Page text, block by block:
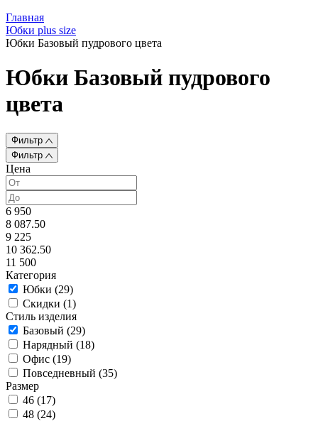
Главная
Юбки plus size
Юбки Базовый пудрового цвета
Юбки Базовый пудрового
цвета
Фильтр
Фильтр
Цена
6 950
8 087.50
9 225
10 362.50
11 500
Категория
Юбки (29)
Скидки (1)
Стиль изделия
Базовый (29)
Нарядный (18)
Офис (19)
Повседневный (35)
Размер
46 (17)
48 (24)